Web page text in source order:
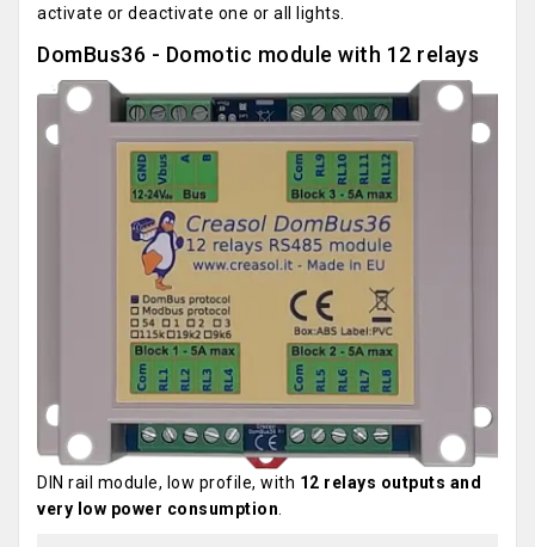
activate or deactivate one or all lights.
DomBus36 - Domotic module with 12 relays
DIN rail module, low profile, with 12 relays outputs and
very low power consumption